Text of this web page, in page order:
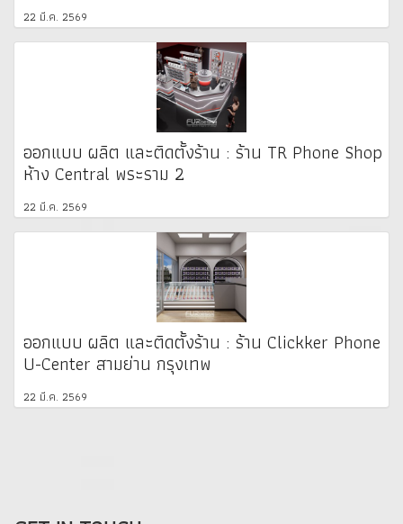
22 มี.ค. 2569
ออกแบบ ผลิต และติดตั้งร้าน : ร้าน TR Phone Shop
ห้าง Central พระราม 2
22 มี.ค. 2569
ออกแบบ ผลิต และติดตั้งร้าน : ร้าน Clickker Phone
U-Center สามย่าน กรุงเทพ
22 มี.ค. 2569